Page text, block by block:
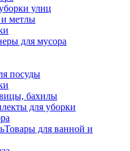
улиц
метлы
для мусора
посуды
бахилы
для уборки
Товары для ванной и